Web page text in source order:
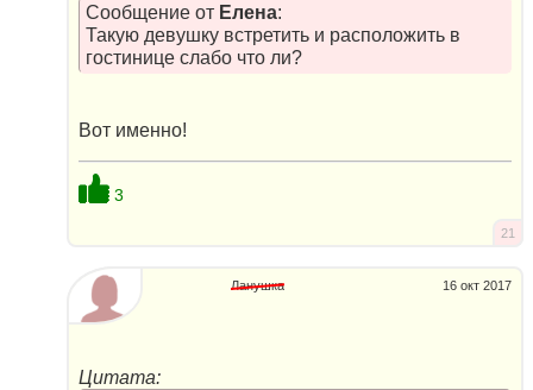
Сообщение от Елена:
Такую девушку встретить и расположить в
гостинице слабо что ли?
Вот именно!
3
21
16 окт 2017
Ланушка
Цитата: